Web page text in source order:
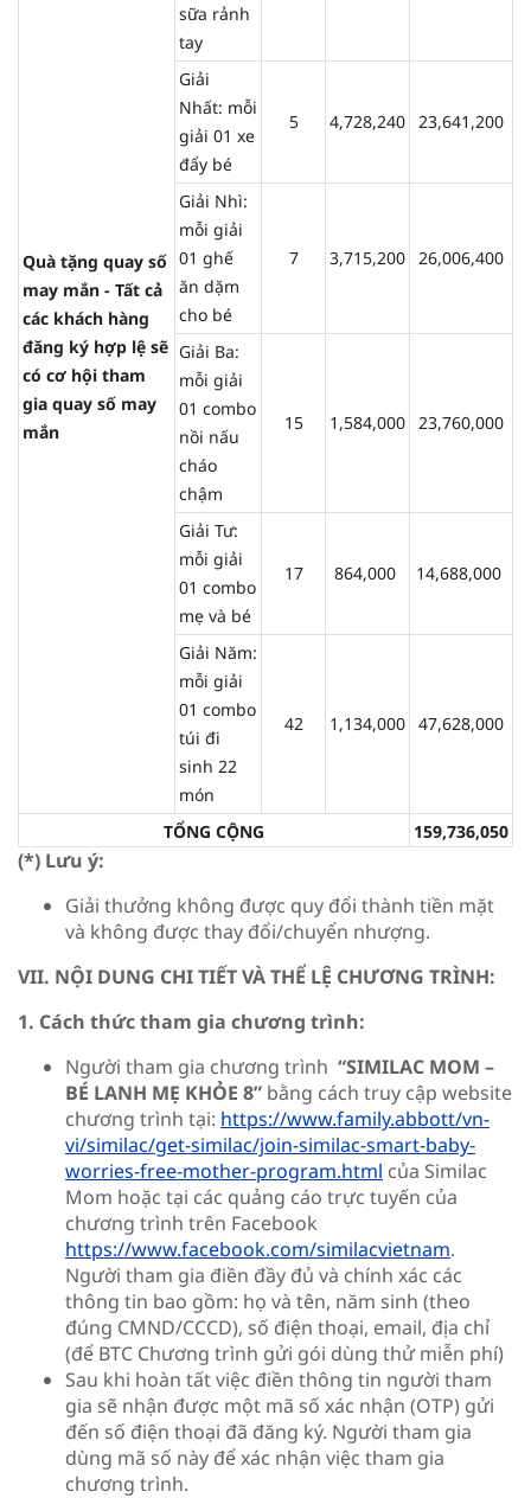
Quà tặng quay số
may mắn - Tất cả
các khách hàng
đăng ký hợp lệ sẽ
có cơ hội tham
gia quay số may
mắn
sữa rảnh
tay
Giải
Nhất: mỗi
giải 01 xe
đẩy bé
5 4,728,240 23,641,200
Giải Nhì:
mỗi giải
01 ghế
ăn dặm
cho bé
7 3,715,200 26,006,400
Giải Ba:
mỗi giải
01 combo
nồi nấu
cháo
chậm
15 1,584,000 23,760,000
Giải Tư:
mỗi giải
01 combo
mẹ và bé
17 864,000 14,688,000
Giải Năm:
mỗi giải
01 combo
túi đi
sinh 22
món
42 1,134,000 47,628,000
TỔNG CỘNG 159,736,050
(*) Lưu ý:
Giải thưởng không được quy đổi thành tiền mặt
và không được thay đổi/chuyển nhượng.
VII. NỘI DUNG CHI TIẾT VÀ THỂ LỆ CHƯƠNG TRÌNH:
1. Cách thức tham gia chương trình:
Người tham gia chương trình “SIMILAC MOM –
BÉ LANH MẸ KHỎE 8” bằng cách truy cập website
chương trình tại: https://www.family.abbott/vn-
vi/similac/get-similac/join-similac-smart-baby-
worries-free-mother-program.html của Similac
Mom hoặc tại các quảng cáo trực tuyến của
chương trình trên Facebook
https://www.facebook.com/similacvietnam.
Người tham gia điền đầy đủ và chính xác các
thông tin bao gồm: họ và tên, năm sinh (theo
đúng CMND/CCCD), số điện thoại, email, địa chỉ
(để BTC Chương trình gửi gói dùng thử miễn phí)
Sau khi hoàn tất việc điền thông tin người tham
gia sẽ nhận được một mã số xác nhận (OTP) gửi
đến số điện thoại đã đăng ký. Người tham gia
dùng mã số này để xác nhận việc tham gia
chương trình.